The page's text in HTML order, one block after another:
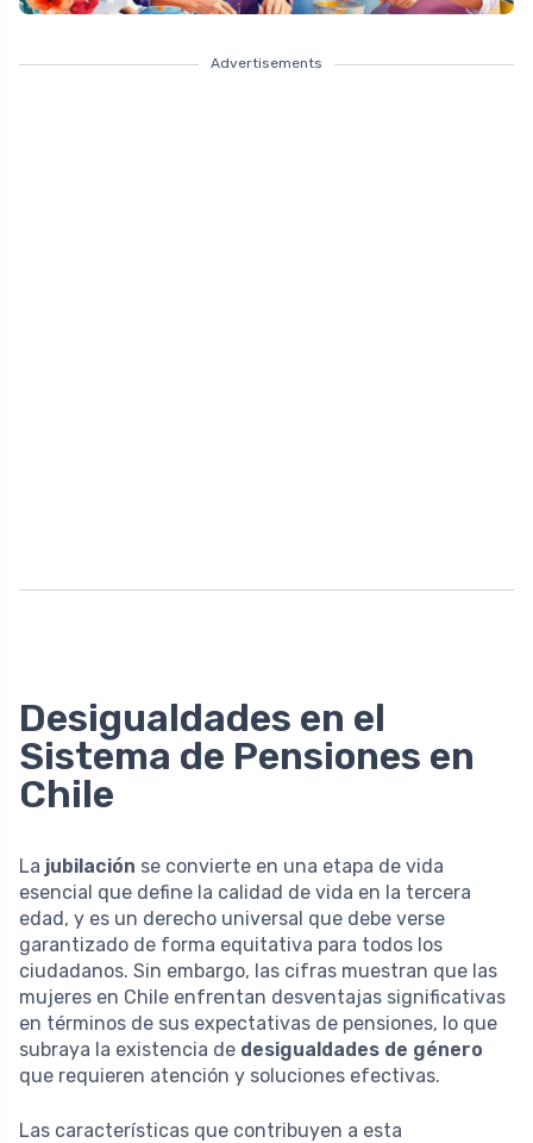
Advertisements
Desigualdades en el
Sistema de Pensiones en
Chile
La jubilación se convierte en una etapa de vida
esencial que define la calidad de vida en la tercera
edad, y es un derecho universal que debe verse
garantizado de forma equitativa para todos los
ciudadanos. Sin embargo, las cifras muestran que las
mujeres en Chile enfrentan desventajas significativas
en términos de sus expectativas de pensiones, lo que
subraya la existencia de desigualdades de género
que requieren atención y soluciones efectivas.
Las características que contribuyen a esta